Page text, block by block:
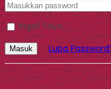
Ingat Saya
Masuk Lupa